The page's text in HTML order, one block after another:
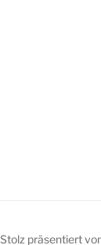
Stolz präsentiert